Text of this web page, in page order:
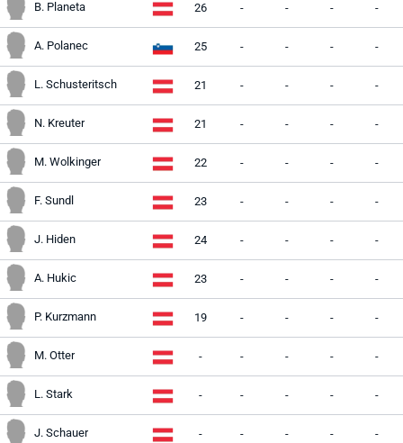
B. Planeta 26 - - - -
A. Polanec 25 - - - -
L. Schusteritsch 21 - - - -
N. Kreuter 21 - - - -
M. Wolkinger 22 - - - -
F. Sundl 23 - - - -
J. Hiden 24 - - - -
A. Hukic 23 - - - -
P. Kurzmann 19 - - - -
M. Otter - - - - -
L. Stark - - - - -
J. Schauer - - - - -